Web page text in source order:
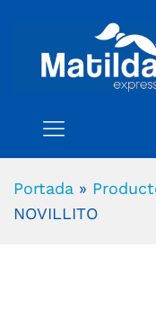
Portada »
NOVILLITO